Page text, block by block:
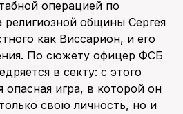
операцией по
общины Сергея
как Виссарион, и его
По сюжету офицер ФСБ
в секту: с этого
опасная игра, в которой он
свою личность, но и